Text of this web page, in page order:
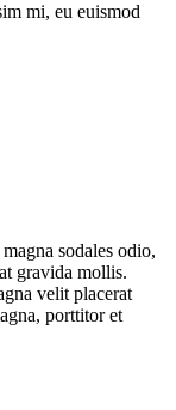
mi, eu euismod
sodales odio,
gravida mollis.
velit placerat
porttitor et